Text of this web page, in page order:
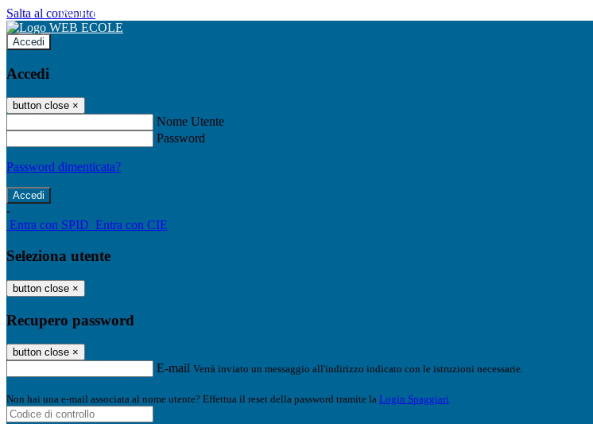
Salta al contenuto
WEB ECOLE
Accedi
Accedi
button close ×
Nome Utente
Password
Password dimenticata?
-
Entra con SPID Entra con CIE
Seleziona utente
button close ×
Recupero password
button close ×
E-mail Verrà inviato un messaggio all'indirizzo indicato con le istruzioni necessarie.
Non hai una e-mail associata al nome utente? Effettua il reset della password tramite la Login Spaggiari